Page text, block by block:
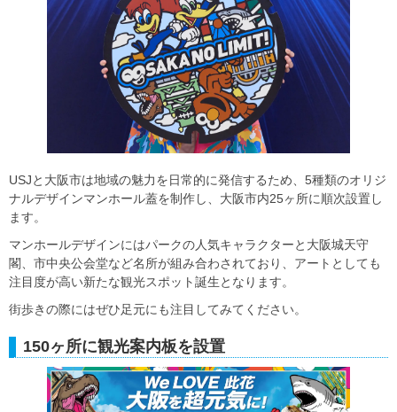
USJと大阪市は地域の魅力を日常的に発信するため、5種類のオリジ
ナルデザインマンホール蓋を制作し、大阪市内25ヶ所に順次設置し
ます。
マンホールデザインにはパークの人気キャラクターと大阪城天守
閣、市中央公会堂など名所が組み合わされており、アートとしても
注目度が高い新たな観光スポット誕生となります。
街歩きの際にはぜひ足元にも注目してみてください。
150ヶ所に観光案内板を設置